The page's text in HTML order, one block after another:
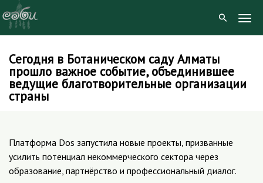
Skip
content
Сегодня в Ботаническом саду Алматы
прошло важное событие, объединившее
ведущие благотворительные организации
страны
Платформа Dos запустила новые проекты, призванные
усилить потенциал некоммерческого сектора через
образование, партнёрство и профессиональный диалог.